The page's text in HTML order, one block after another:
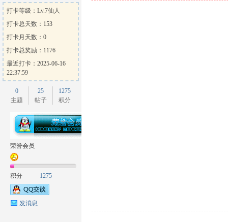
论
打卡等级：Lv.7仙人
打卡总天数：153
打卡月天数：0
打卡总奖励：1176
最近打卡：2025-06-16
22:37:59
0
主题
25
帖子
1275
积分
荣誉会员
积分 1275
发消息